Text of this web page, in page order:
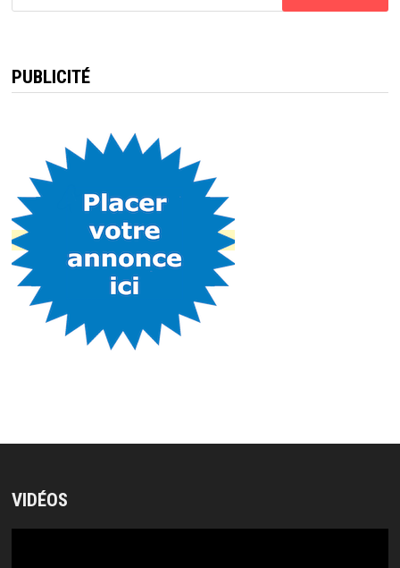
PUBLICITÉ
VIDÉOS